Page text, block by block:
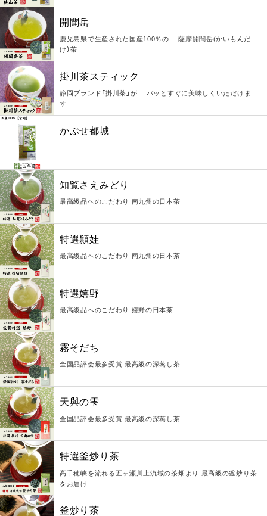
開聞岳
鹿児島県で生産された国産100％の 薩摩開聞岳(かいもんだ
け）茶
掛川茶スティック
静岡ブランド「掛川茶」が パッとすぐに美味しくいただけま
す
かぶせ都城
知覧さえみどり
最高級品へのこだわり 南九州の日本茶
特選頴娃
最高級品へのこだわり 南九州の日本茶
特選嬉野
最高級品へのこだわり 嬉野の日本茶
霧そだち
全国品評会最多受賞 最高級の深蒸し茶
天與の雫
全国品評会最多受賞 最高級の深蒸し茶
特選釜炒り茶
高千穂峡を流れる五ヶ瀬川上流域の茶畑より 最高級の釜炒り茶
をお届け
釜炒り茶